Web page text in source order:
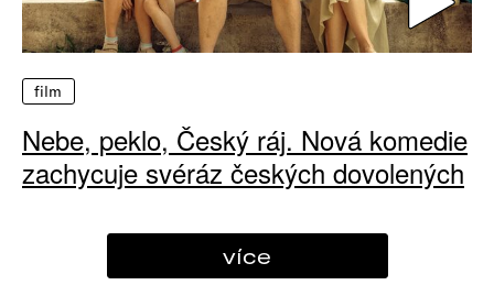
film
Nebe, peklo, Český ráj. Nová komedie
zachycuje svéráz českých dovolených
více